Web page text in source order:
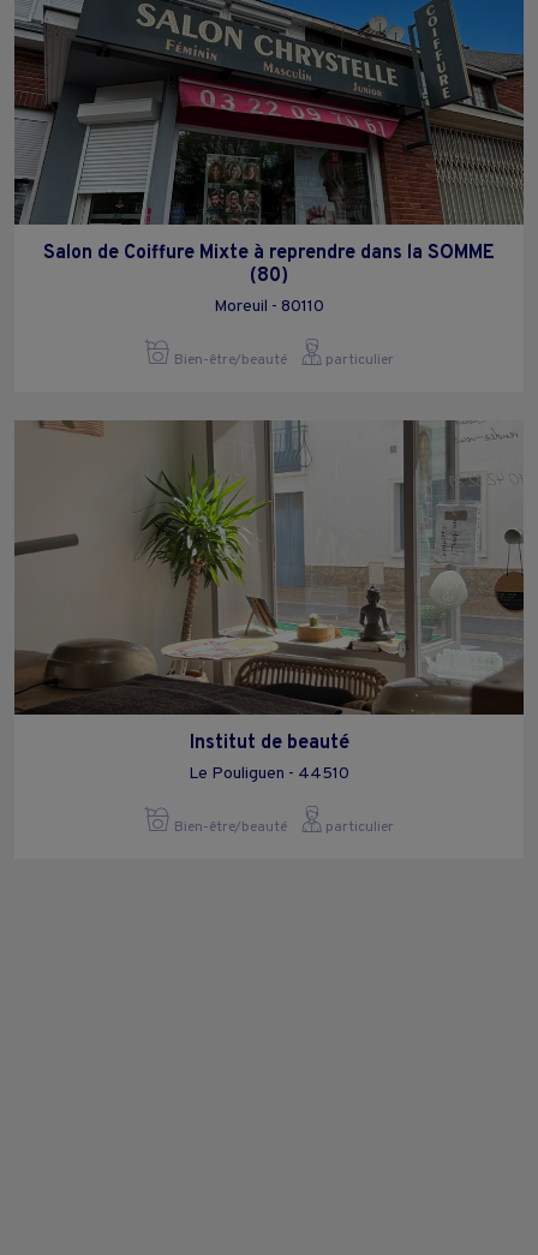
Salon de Coiffure Mixte à reprendre dans la SOMME
(80)
Moreuil - 80110
Bien-être/beauté particulier
Institut de beauté
Le Pouliguen - 44510
Bien-être/beauté particulier